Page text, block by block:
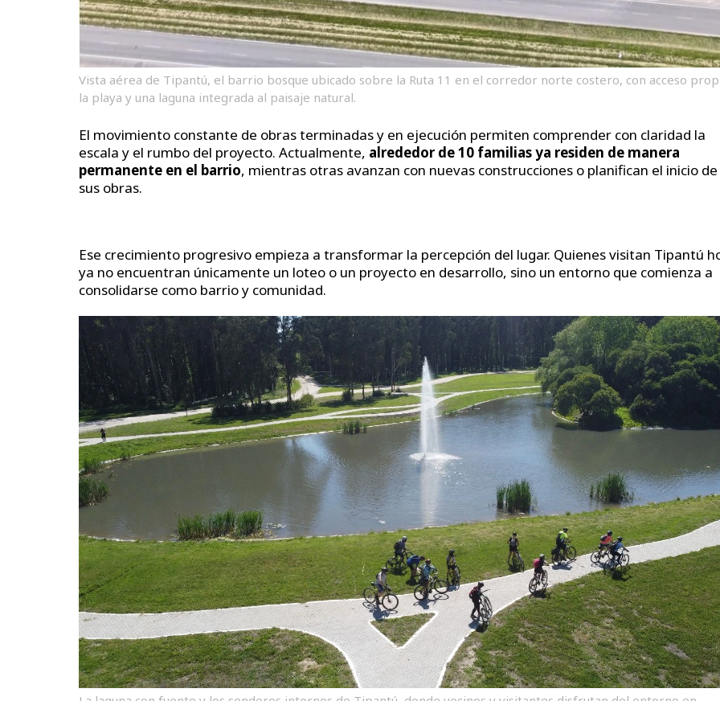
Vista aérea de Tipantú, el barrio bosque ubicado sobre la Ruta 11 en el corredor norte costero, con acceso
la playa y una laguna integrada al paisaje natural.
El movimiento constante de obras terminadas y en ejecución permiten comprender con claridad la
escala y el rumbo del proyecto. Actualmente, alrededor de 10 familias ya residen de manera
permanente en el barrio, mientras otras avanzan con nuevas construcciones o planifican el inicio de
sus obras.
Ese crecimiento progresivo empieza a transformar la percepción del lugar. Quienes visitan Tipantú
ya no encuentran únicamente un loteo o un proyecto en desarrollo, sino un entorno que comienza a
consolidarse como barrio y comunidad.